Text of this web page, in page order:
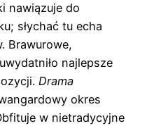
nawiązuje do
słychać tu echa
Brawurowe,
najlepsze
Drama
okres
w nietradycyjne